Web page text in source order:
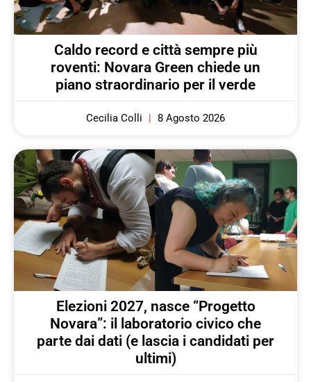
Caldo record e città sempre più
roventi: Novara Green chiede un
piano straordinario per il verde
Cecilia Colli 8 Agosto 2026
Elezioni 2027, nasce “Progetto
Novara”: il laboratorio civico che
parte dai dati (e lascia i candidati per
ultimi)